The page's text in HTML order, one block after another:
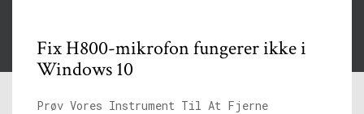
Fix H800-mikrofon fungerer ikke i
Windows 10
Prøv Vores Instrument Til At Fjerne